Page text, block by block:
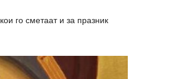
го сметаат и за празник